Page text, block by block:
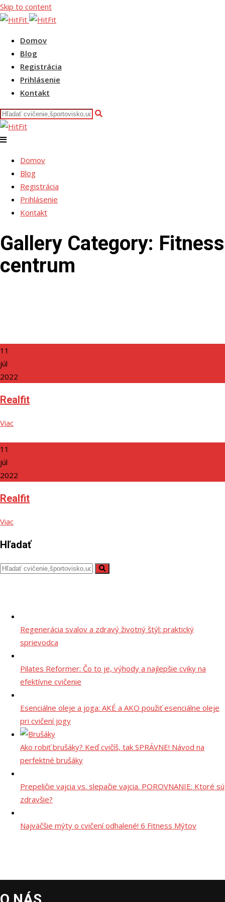
Skip to content
Domov
Blog
Registrácia
Prihlásenie
Kontakt
Domov
Blog
Registrácia
Prihlásenie
Kontakt
Gallery Category: Fitness
centrum
11
júl
2022
Realfit
Viac
11
júl
2022
Realfit
Viac
Hľadať
Regenerácia svalov a zdravý životný štýl: praktický
sprievodca
Pilates Reformer: Čo to je, výhody a najlepšie cviky na
efektívne cvičenie
Esenciálne oleje a joga: AKÉ a AKO použiť esenciálne oleje
pri cvičení jogy
Ako robiť brušáky? Keď cvičíš, tak SPRÁVNE! Návod na
perfektné brušáky
Prepeličie vajcia vs. slepačie vajcia. POROVNANIE: Ktoré sú
zdravšie?
Najväčšie mýty o cvičení odhalené! 6 Fitness Mýtov